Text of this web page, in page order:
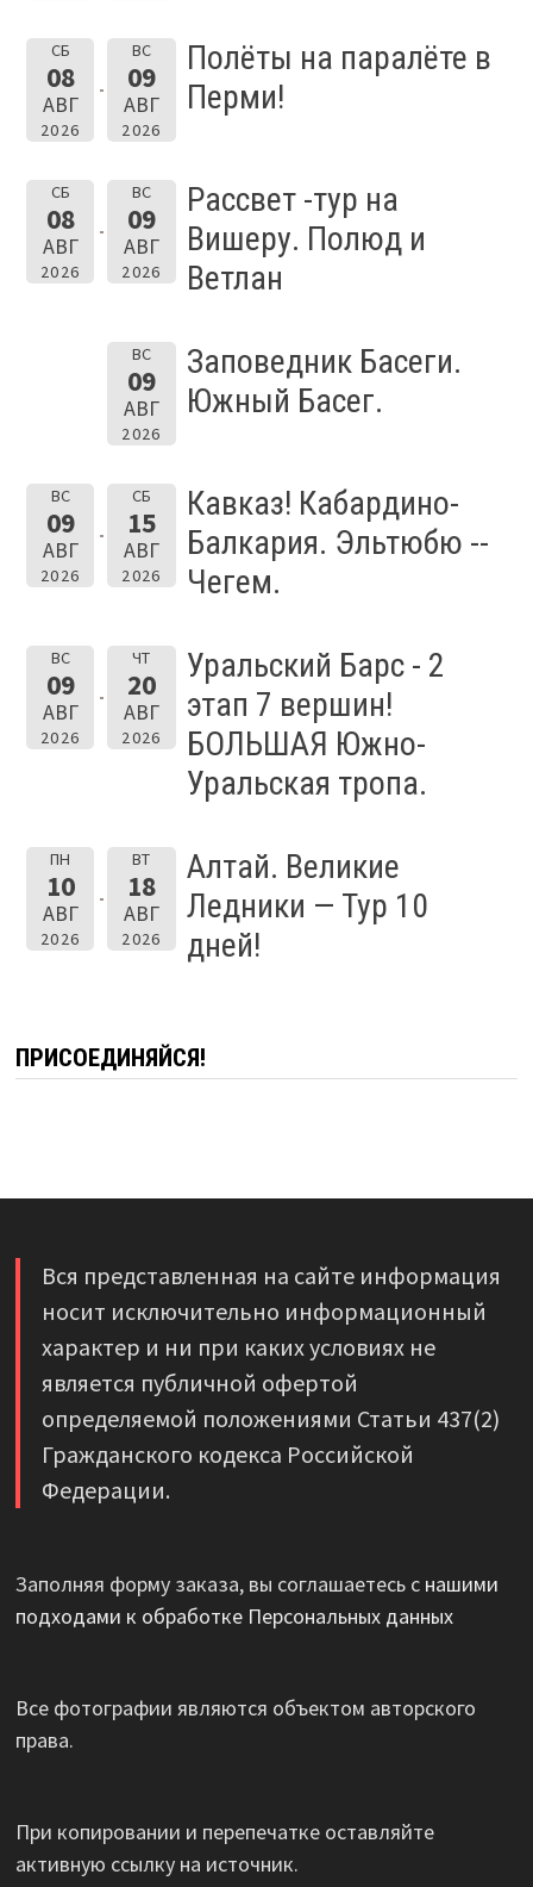
СБ
08
АВГ
2026
ВС
09
АВГ
2026
Полёты на паралёте в
Перми!
СБ
08
АВГ
2026
ВС
09
АВГ
2026
Рассвет -тур на
Вишеру. Полюд и
Ветлан
ВС
09
АВГ
2026
Заповедник Басеги.
Южный Басег.
ВС
09
АВГ
2026
СБ
15
АВГ
2026
Кавказ! Кабардино-
Балкария. Эльтюбю --
Чегем.
ВС
09
АВГ
2026
ЧТ
20
АВГ
2026
Уральский Барс - 2
этап 7 вершин!
БОЛЬШАЯ Южно-
Уральская тропа.
ПН
10
АВГ
2026
ВТ
18
АВГ
2026
Алтай. Великие
Ледники — Тур 10
дней!
ПРИСОЕДИНЯЙСЯ!
Вся представленная на сайте информация
носит исключительно информационный
характер и ни при каких условиях не
является публичной офертой
определяемой положениями Статьи 437(2)
Гражданского кодекса Российской
Федерации.
Заполняя форму заказа, вы соглашаетесь с нашими
подходами к обработке Персональных данных
Все фотографии являются объектом авторского
права.
При копировании и перепечатке оставляйте
активную ссылку на источник.